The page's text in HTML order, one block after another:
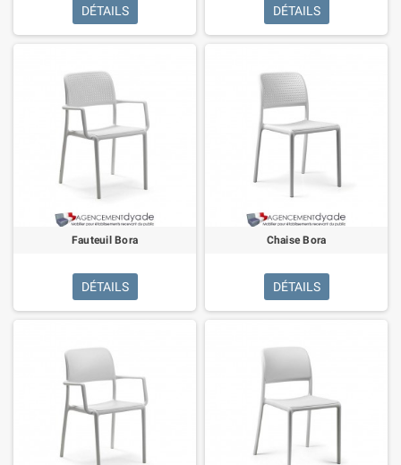
DÉTAILS DÉTAILS
Fauteuil Bora
DÉTAILS
Chaise Bora
DÉTAILS